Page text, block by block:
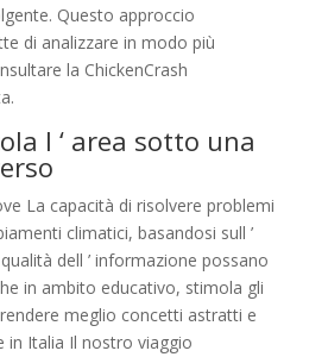
Questo approccio
di analizzare in modo più
la ChickenCrash
l ‘ area sotto una
La capacità di risolvere problemi
climatici, basandosi sull ’
dell ’ informazione possano
in ambito educativo, stimola gli
meglio concetti astratti e
in Italia Il nostro viaggio